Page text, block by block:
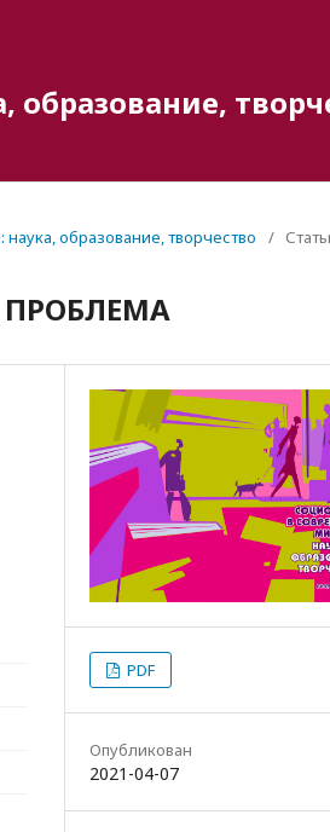
образование, творчество /
PDF
Опубликован
2021-04-07